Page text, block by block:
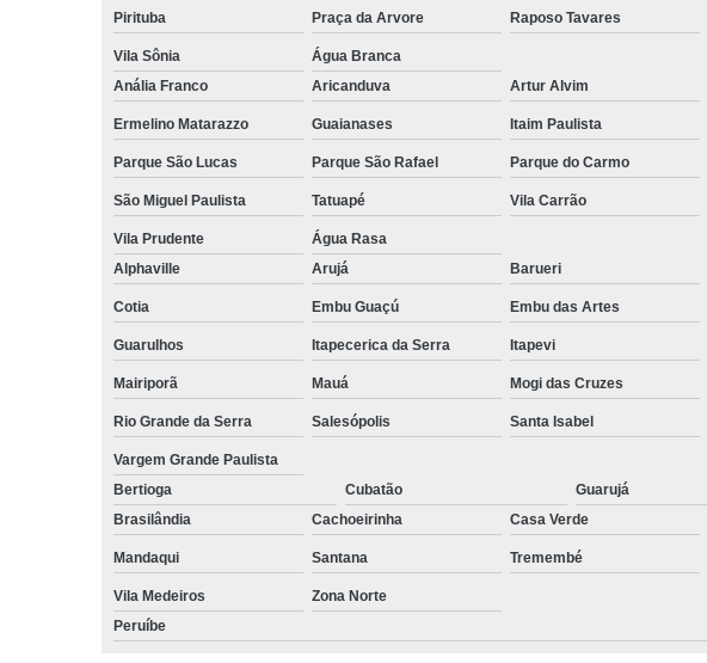
Pirituba Praça da Arvore Raposo Tavares
Vila Sônia
Água Branca
Anália Franco
Aricanduva Artur Alvim
Ermelino Matarazzo Guaianases Itaim Paulista
Parque São Lucas Parque São Rafael Parque do Carmo
São Miguel Paulista Tatuapé Vila Carrão
Vila Prudente
Água Rasa
Alphaville
Arujá Barueri
Cotia Embu Guaçú Embu das Artes
Guarulhos Itapecerica da Serra Itapevi
Mairiporã Mauá Mogi das Cruzes
Rio Grande da Serra Salesópolis Santa Isabel
Vargem Grande Paulista
Bertioga
Cubatão Guarujá
Brasilândia
Cachoeirinha Casa Verde
Mandaqui Santana Tremembé
Vila Medeiros
Zona Norte
Peruíbe